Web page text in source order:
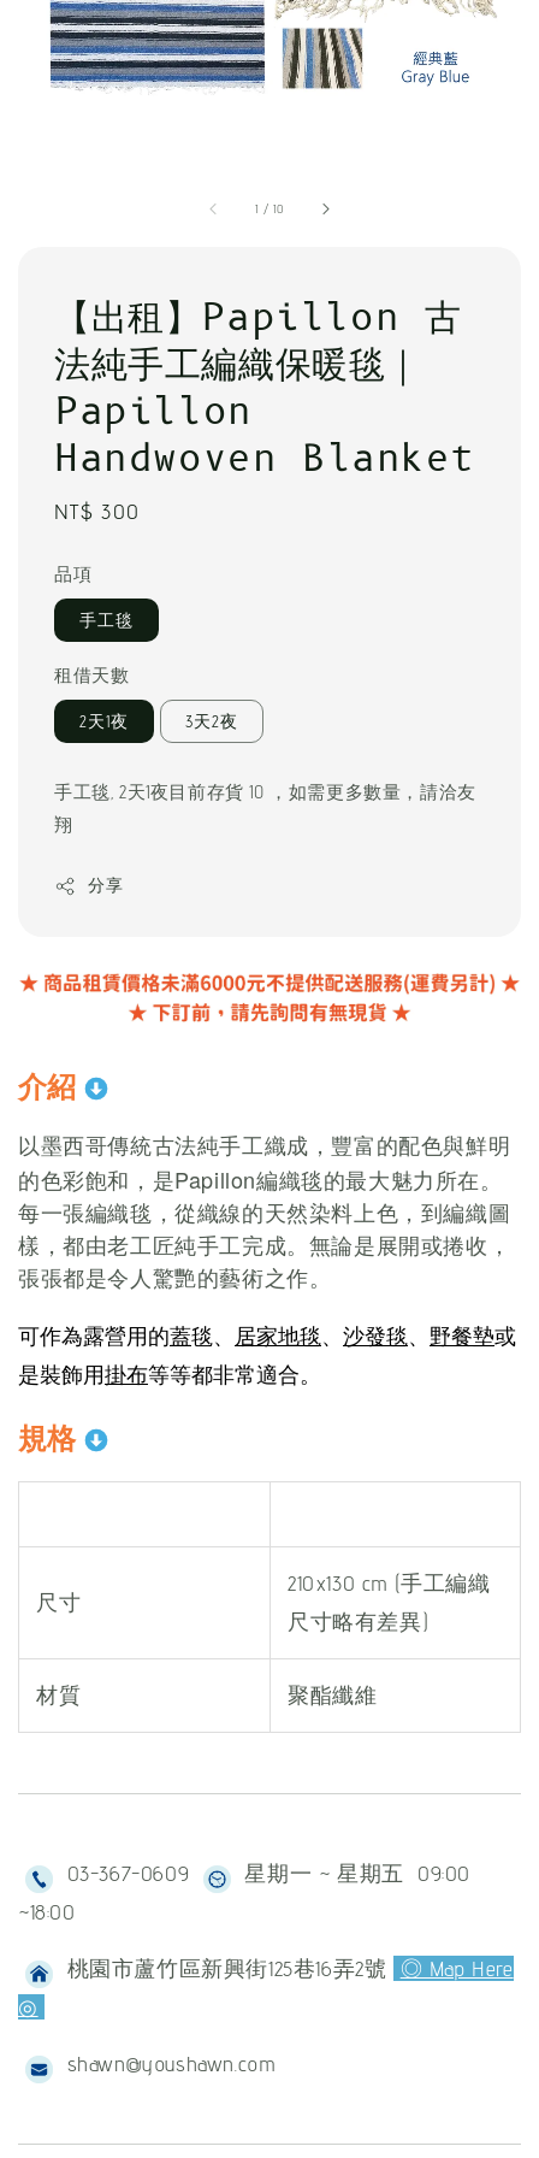
1 /10
【出租】Papillon 古
法純手工編織保暖毯｜
Papillon
Handwoven Blanket
Regular
NT$ 300
品項
手工毯
租借天數
2天1夜 3天2夜
手工毯, 2天1夜目前存貨 10 ，如需更多數量，請洽友
翔
分享
介紹
以墨西哥傳統古法純手工織成， 豐富的配色與鮮明
的色彩飽和，是Papillon編織毯的最大魅力所在。
每一張編織毯，從織線的天然染料上色，到編織圖
樣，都由老工匠純手工完成。無論是展開或捲收，
張張都是令人驚艷的藝術之作。
可作為露營用的蓋毯、 居家地毯、 沙發毯、 野餐墊或
是裝飾用掛布等等都非常適合。
規格
尺寸
210x130 cm (手工編織
尺寸略有差異)
材質 聚酯纖維
03-367-0609
星期一 ~ 星期五 09:00
~18:00
桃園市蘆竹區新興街125巷16弄2號
◎ Map Here
◎
shawn@youshawn.com